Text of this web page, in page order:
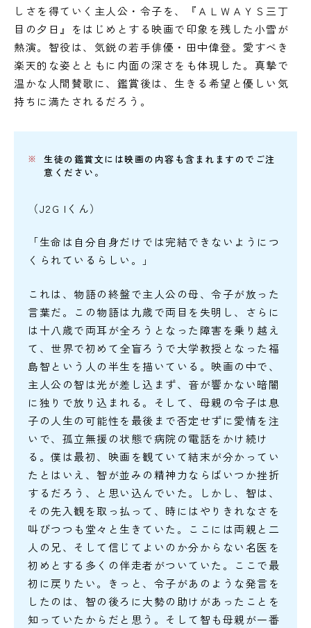
しさを得ていく主人公・令子を、『ＡＬＷＡＹＳ三丁
目の夕日』をはじめとする映画で印象を残した小雪が
熱演。智役は、気鋭の若手俳優・田中偉登。愛すべき
楽天的な姿とともに内面の深さをも体現した。真摯で
温かな人間賛歌に、鑑賞後は、生きる希望と優しい気
持ちに満たされるだろう。
生徒の鑑賞文には映画の内容も含まれますのでご注
意ください。
（J2G Iくん）
「生命は自分自身だけでは完結できないようにつ
くられているらしい。」
これは、物語の終盤で主人公の母、令子が放った
言葉だ。この物語は九歳で両目を失明し、さらに
は十八歳で両耳が全ろうとなった障害を乗り越え
て、世界で初めて全盲ろうで大学教授となった福
島智という人の半生を描いている。映画の中で、
主人公の智は光が差し込まず、音が響かない暗闇
に独りで放り込まれる。そして、母親の令子は息
子の人生の可能性を最後まで否定せずに愛情を注
いで、孤立無援の状態で病院の電話をかけ続け
る。僕は最初、映画を観ていて結末が分かってい
たとはいえ、智が並みの精神力ならばいつか挫折
するだろう、と思い込んでいた。しかし、智は、
その先入観を取っ払って、時にはやりきれなさを
叫びつつも堂々と生きていた。ここには両親と二
人の兄、そして信じてよいのか分からない名医を
初めとする多くの伴走者がついていた。ここで最
初に戻りたい。きっと、令子があのような発言を
したのは、智の後ろに大勢の助けがあったことを
知っていたからだと思う。そして智も母親が一番